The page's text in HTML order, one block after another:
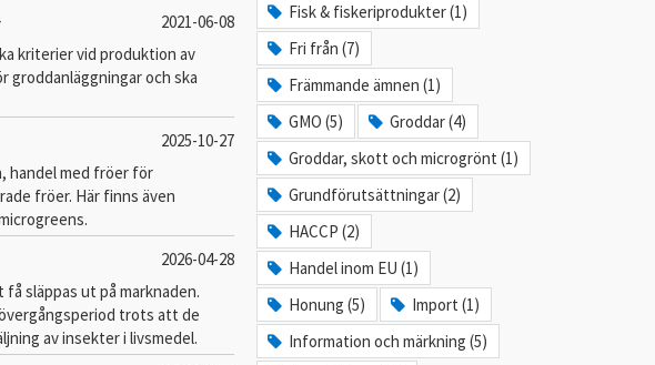
2021-06-08
kriterier vid produktion av
groddanläggningar och ska
2025-10-27
handel med fröer för
fröer. Här finns även
2026-04-28
släppas ut på marknaden.
trots att de
av insekter i livsmedel.
Fisk & fiskeriprodukter (1)
Fri från (7)
Främmande ämnen (1)
GMO (5)
Groddar (4)
Groddar, skott och microgrönt (1)
Grundförutsättningar (2)
HACCP (2)
Handel inom EU (1)
Honung (5)
Import (1)
Information och märkning (5)